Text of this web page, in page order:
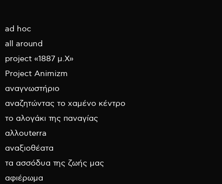
ad hoc
all around
project «1887 μ.Χ»
Project Animizm
αναγνωστήριο
αναζητώντας το χαμένο κέντρο
το αλογάκι της παναγίας
αλλουterra
αναξιοθέατα
τα ασσόδυα της ζωής μας
αφιέρωμα